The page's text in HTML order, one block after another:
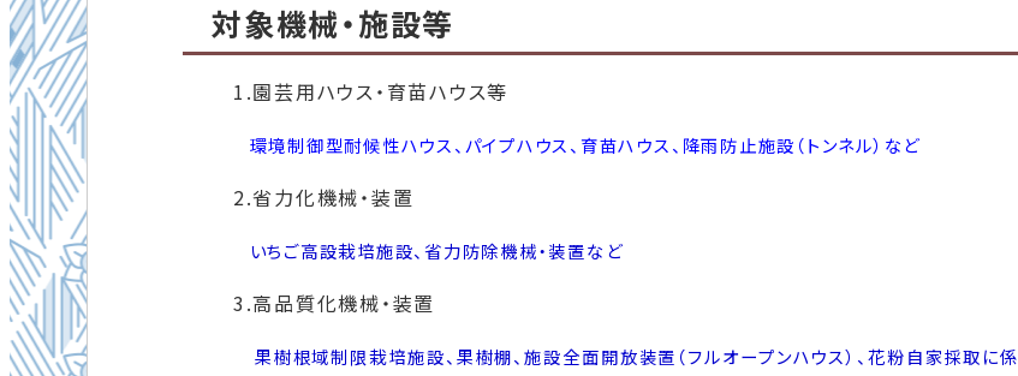
対象機械・施設等
1.園芸用ハウス・育苗ハウス等
環境制御型耐候性ハウス、パイプハウス、育苗ハウス、降雨防止施設（トンネル）など
2.省力化機械・装置
いちご高設栽培施設、省力防除機械・装置など
3.高品質化機械・装置
果樹根域制限栽培施設、果樹棚、施設全面開放装置（フルオープンハウス）、花粉自家採取に係